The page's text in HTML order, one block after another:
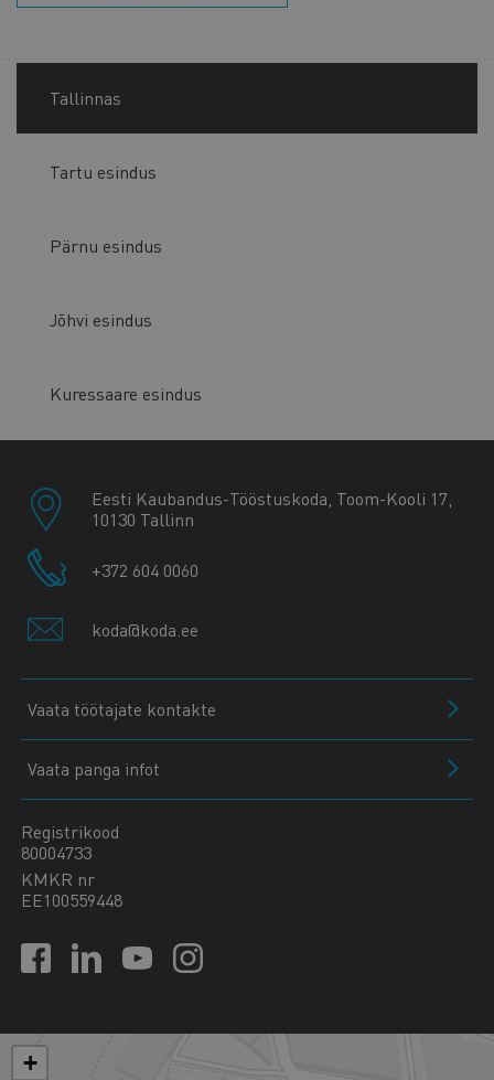
Tallinnas
Tartu esindus
Pärnu esindus
Jõhvi esindus
Kuressaare esindus
Eesti Kaubandus-Tööstuskoda, Toom-Kooli 17,
10130 Tallinn
+372 604 0060
koda@koda.ee
Vaata töötajate kontakte
Vaata panga infot
Registrikood
80004733
KMKR nr
EE100559448
+